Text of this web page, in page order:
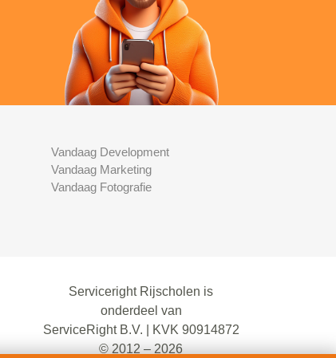
Vandaag Development
Vandaag Marketing
Vandaag Fotografie
Serviceright Rijscholen is
onderdeel van
ServiceRight B.V. | KVK 90914872
© 2012 – 2026